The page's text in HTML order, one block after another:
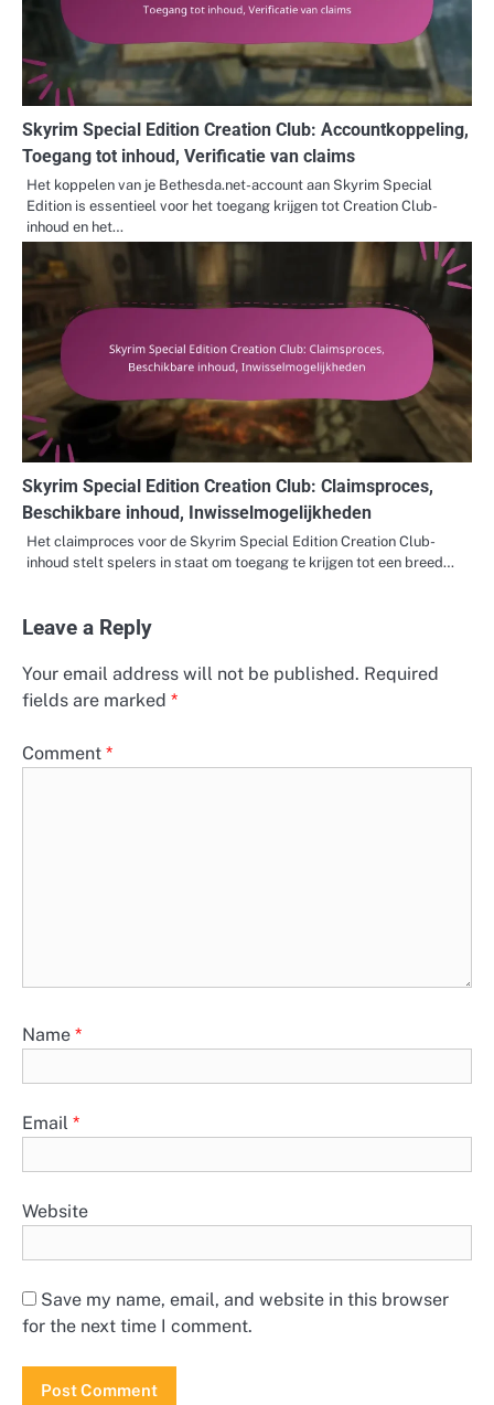
Skyrim Special Edition Creation Club: Accountkoppeling,
Toegang tot inhoud, Verificatie van claims
Het koppelen van je Bethesda.net-account aan Skyrim Special
Edition is essentieel voor het toegang krijgen tot Creation Club-
inhoud en het…
Skyrim Special Edition Creation Club: Claimsproces,
Beschikbare inhoud, Inwisselmogelijkheden
Het claimproces voor de Skyrim Special Edition Creation Club-
inhoud stelt spelers in staat om toegang te krijgen tot een breed…
Leave a Reply
Your email address will not be published. Required
fields are marked *
Comment *
Name *
Email *
Website
Save my name, email, and website in this browser
for the next time I comment.